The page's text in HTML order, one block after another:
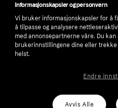
number: 556737-0431
Informasjonskapsler og personvern
Vi bruker informasjonskapsler for å
å tilpasse og analysere
med annonsepartnerne våre. Du
brukerinnstillingene dine eller
helst.
Avvis Alle
Endre